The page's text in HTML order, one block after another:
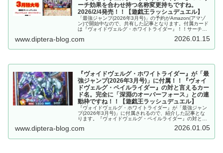
ーチ効果を合わせ持つ名称変更持ちですね。
2026/2/4発売！！【遊戯王ラッシュデュエル】
「最強ジャンプ(2026年3月号)」の予約がAmazon(アマゾ
ン)で開始中なので、共有した記事となります。付属カード
は『ヴォイドヴェルグ・ホワイトライダー』！！サーチ効
【遊戯王ラッシュデュエル】
www.diptera-blog.com 2026.01.15
『ヴォイドヴェルグ・ホワイトライダー』が「最
強ジャンプ(2026年3月号)」に付属！！『ヴォイ
ドヴェルグ・ペイルライダー』の対と言えるカー
ド名。完全に「深淵のオーバーフォース」との連
動枠ですね！！【遊戯王ラッシュデュエル】
『ヴォイドヴェルグ・ホワイトライダー』が「最強ジャン
プ(2026年3月号)」に付属されるので、紹介した記事とな
ります。『ヴォイドヴェルグ・ペイルライダー』の対と言
動枠ですね！！【遊戯王ラッシュデュエル】
www.diptera-blog.com 2026.01.05